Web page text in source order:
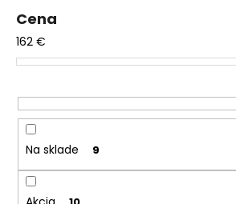
o
d
u
t
o
v
Cena
162 €
Na sklade 9
á
j
s
?